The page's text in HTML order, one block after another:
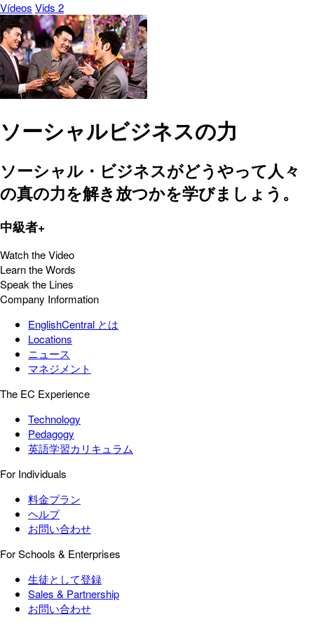
Vídeos Vids 2
ソーシャルビジネスの力
ソーシャル・ビジネスがどうやって人々
の真の力を解き放つかを学びましょう。
中級者+
Watch the Video
Learn the Words
Speak the Lines
Company Information
EnglishCentral とは
Locations
ニュース
マネジメント
The EC Experience
Technology
Pedagogy
英語学習カリキュラム
For Individuals
料金プラン
ヘルプ
お問い合わせ
For Schools & Enterprises
生徒として登録
Sales & Partnership
お問い合わせ